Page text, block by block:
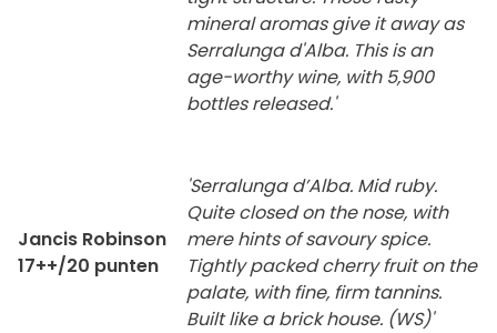
mineral aromas give it away as
Serralunga d'Alba. This is an
age-worthy wine, with 5,900
bottles released.'
Jancis Robinson
17++/20 punten
'Serralunga d’Alba. Mid ruby.
Quite closed on the nose, with
mere hints of savoury spice.
Tightly packed cherry fruit on the
palate, with fine, firm tannins.
Built like a brick house. (WS)'